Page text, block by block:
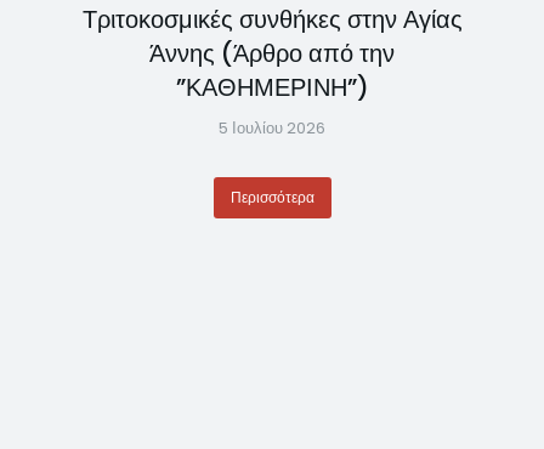
Τριτοκοσμικές συνθήκες στην Αγίας
Άννης (Άρθρο από την
”ΚΑΘΗΜΕΡΙΝΗ”)
5 Ιουλίου 2026
Περισσότερα